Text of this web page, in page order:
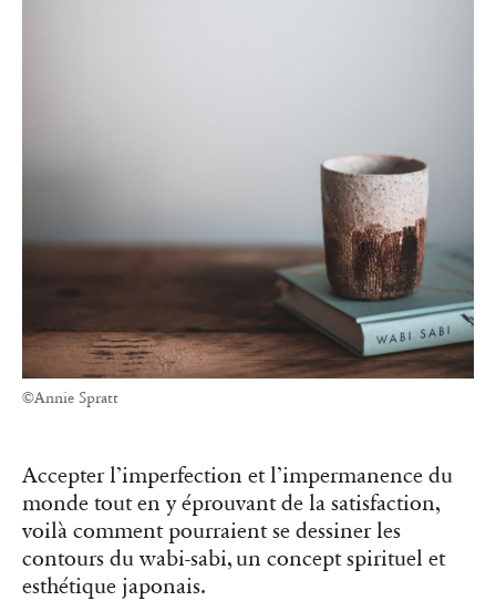
©Annie Spratt
Accepter l’imperfection et l’impermanence du
monde tout en y éprouvant de la satisfaction,
voilà comment pourraient se dessiner les
contours du wabi-sabi, un concept spirituel et
esthétique japonais.